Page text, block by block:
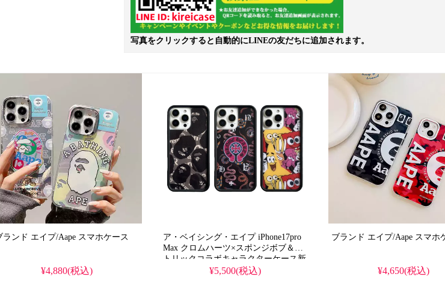
写真をクリックすると自動的にLINEの友だちに追加されます。
ブランド エイプ/Aape スマホケース
¥4,880(税込)
ア・ベイシング・エイプ iPhone17pro
Max クロムハーツ×スポンジボブ＆パ
トリックコラボキャラクターケース新
発売！芸能人も愛用する人気アイテ
¥5,500(税込)
ブランド エイプ/
¥4,650(税込)